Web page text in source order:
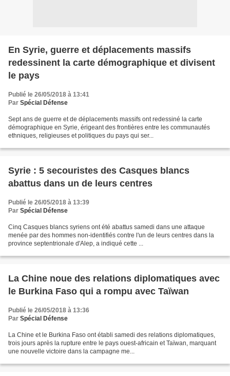
En Syrie, guerre et déplacements massifs
redessinent la carte démographique et divisent
le pays
Publié le 26/05/2018 à 13:41
Par Spécial Défense
Sept ans de guerre et de déplacements massifs ont redessiné la carte
démographique en Syrie, érigeant des frontières entre les communautés
ethniques, religieuses et politiques du pays qui ser...
Syrie : 5 secouristes des Casques blancs
abattus dans un de leurs centres
Publié le 26/05/2018 à 13:39
Par Spécial Défense
Cinq Casques blancs syriens ont été abattus samedi dans une attaque
menée par des hommes non-identifiés contre l'un de leurs centres dans la
province septentrionale d'Alep, a indiqué cette ...
La Chine noue des relations diplomatiques avec
le Burkina Faso qui a rompu avec Taïwan
Publié le 26/05/2018 à 13:36
Par Spécial Défense
La Chine et le Burkina Faso ont établi samedi des relations diplomatiques,
trois jours après la rupture entre le pays ouest-africain et Taïwan, marquant
une nouvelle victoire dans la campagne me...